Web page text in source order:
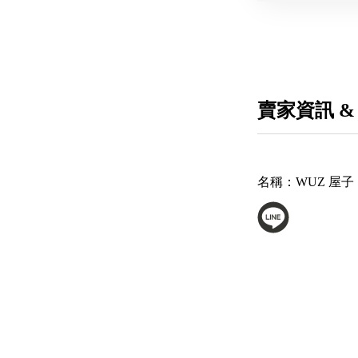
賣家資訊
名稱： WUZ 屋子